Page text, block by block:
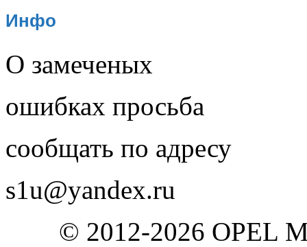
Инфо
О замеченых
ошибках просьба
сообщать по адресу
s1u@yandex.ru
© 2012-2026 OPEL